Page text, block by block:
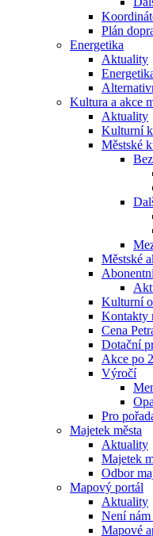
Plán
Energetika
Aktuality
Kultura a akce
Aktuality
Kulturní
Městské
Městské
Kulturní
Kontakty
Cena
Dotační
Akce po
Výročí
Pro
Majetek města
Aktuality
Majetek
Odbor
Mapový portál
Aktuality
Není
Mapové